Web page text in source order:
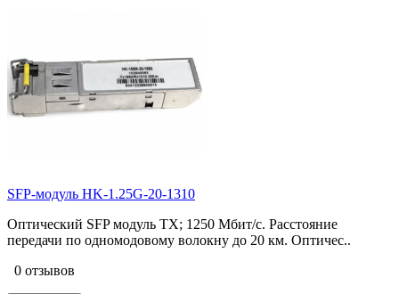
SFP-модуль HK-1.25G-20-1310
Оптический SFP модуль TX; 1250 Мбит/с. Расстояние
передачи по одномодовому волокну до 20 км. Оптичес..
0 отзывов